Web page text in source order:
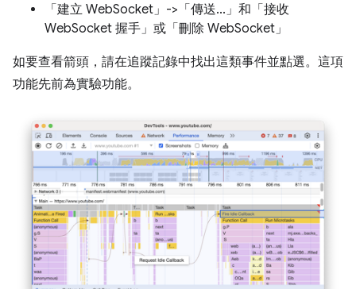
「建立 WebSocket」 ->「傳送...」 和「接收
WebSocket 握手」 或「刪除 WebSocket」
如要查看箭頭，請在追蹤記錄中找出這類事件並點選。這項
功能先前為實驗功能。